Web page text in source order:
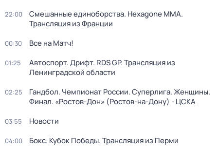
22:00
Смешанные единоборства. Hexagone MMA.
Трансляция из Франции
00:30 Все на Матч!
01:25
Автоспорт. Дрифт. RDS GP. Трансляция из
Ленинградской области
02:25
Гандбол. Чемпионат России. Суперлига. Женщины.
Финал. «Ростов-Дон» (Ростов-на-Дону) - ЦСКА
03:55 Новости
04:00 Бокс. Кубок Победы. Трансляция из Перми